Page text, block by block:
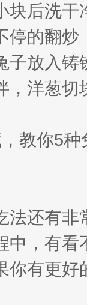
块后洗
停的翻
子放入
，洋葱
法还有
中，有
你有更